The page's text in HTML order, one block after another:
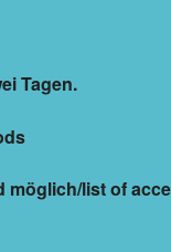
Tagen.
list of